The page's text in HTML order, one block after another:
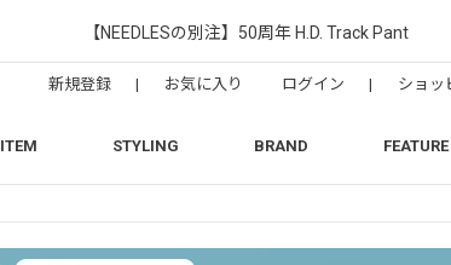
【NEEDLESの別注】50周年 H.D. Track Pant
ITEM STYLING BRAND FEATURE
新規登録 | お気に入り ログイン | ショッ